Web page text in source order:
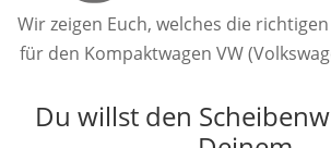
Wir zeigen Euch, welches die
für den Kompaktwagen VW
Du willst den